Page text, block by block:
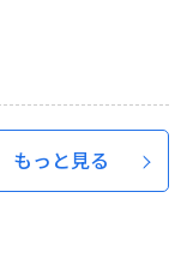
もっと見る